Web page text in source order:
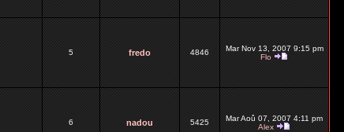
5 fredo 4846
Mar Nov 13, 2007 9:15 pm
Flo
6 nadou 5425
Mar Aoû 07, 2007 4:11 pm
Alex